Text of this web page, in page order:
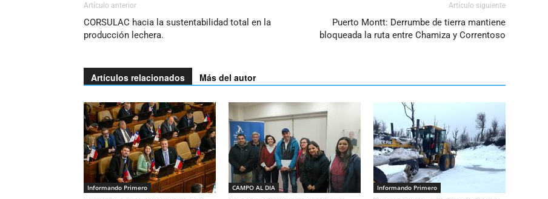
Artículo anterior
CORSULAC hacia la sustentabilidad total en la
producción lechera.
Artículo siguiente
Puerto Montt: Derrumbe de tierra mantiene
bloqueada la ruta entre Chamiza y Correntoso
Artículos relacionados Más del autor
Informando Primero CAMPO AL DIA Informando Primero